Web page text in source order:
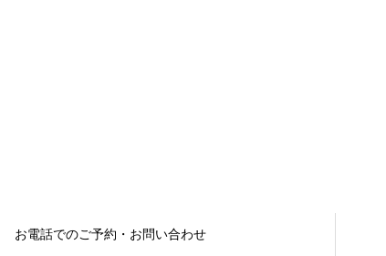
お電話でのご予約・お問い合わせ